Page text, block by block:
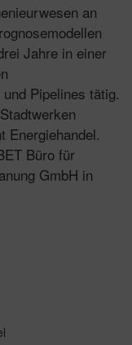
an
Jahre in einer
Pipelines tätig.
Energiehandel.
Büro für
GmbH in